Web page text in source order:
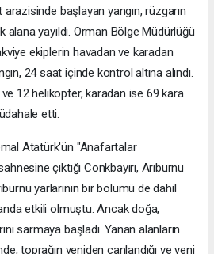
arazisinde başlayan yangın, rüzgarın
alana yayıldı. Orman Bölge Müdürlüğü
ekiplerin havadan ve karadan
24 saat içinde kontrol altına alındı.
12 helikopter, karadan ise 69 kara
etti.
Atatürk'ün "Anafartalar
çıktığı Conkbayırı, Arıburnu
yarlarının bir bölümü de dahil
etkili olmuştu. Ancak doğa,
sarmaya başladı. Yanan alanların
toprağın yeniden canlandığı ve yeni